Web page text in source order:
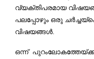
വ്യക്തിപരമായ
പലപ്പോഴും ഒരു
വിഷയങ്ങൾ.
ഒന്ന്